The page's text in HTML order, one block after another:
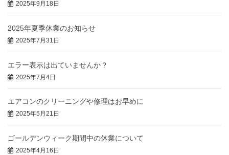
2025年9月18日
2025年夏季休業のお知らせ
2025年7月31日
エラー表示は出ていませんか？
2025年7月4日
エアコンのクリーニングや修理はお早めに
2025年5月21日
ゴールデンウィーク期間中の休業について
2025年4月16日